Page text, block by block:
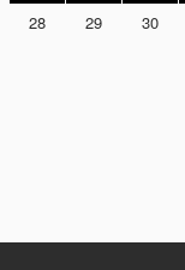
28 29 30